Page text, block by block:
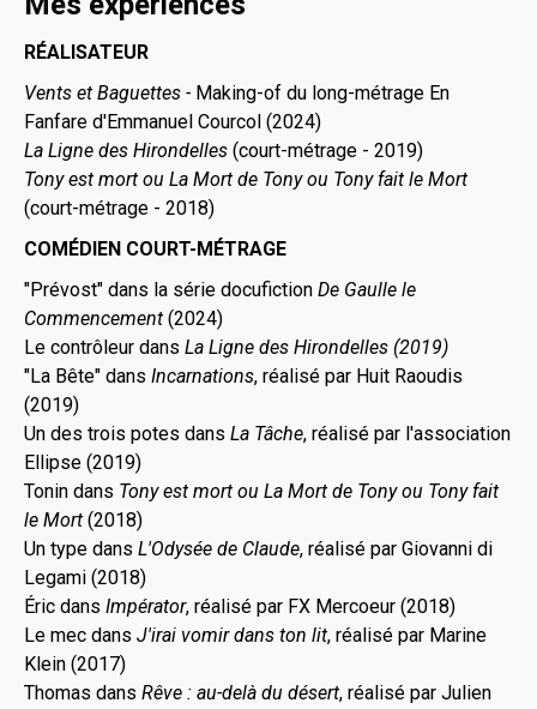
RÉALISATEUR
Vents et Baguettes - Making-of du long-métrage En
Fanfare d'Emmanuel Courcol (2024)
La Ligne des Hirondelles (court-métrage - 2019)
Tony est mort ou La Mort de Tony ou Tony fait le Mort
(court-métrage - 2018)
COMÉDIEN COURT-MÉTRAGE
"Prévost" dans la série docufiction De Gaulle le
Commencement (2024)
Le contrôleur dans La Ligne des Hirondelles (2019)
"La Bête" dans Incarnations, réalisé par Huit Raoudis
(2019)
Un des trois potes dans La Tâche, réalisé par l'association
Ellipse (2019)
Tonin dans Tony est mort ou La Mort de Tony ou Tony fait
le Mort (2018)
Un type dans L'Odysée de Claude, réalisé par Giovanni di
Legami (2018)
Éric dans Impérator, réalisé par FX Mercoeur (2018)
Le mec dans J'irai vomir dans ton lit, réalisé par Marine
Klein (2017)
Thomas dans Rêve : au-delà du désert, réalisé par Julien